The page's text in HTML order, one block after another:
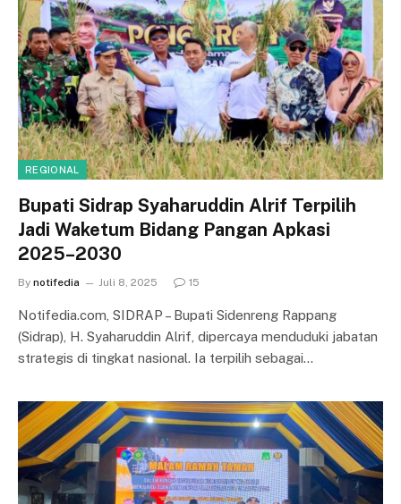
REGIONAL
Bupati Sidrap Syaharuddin Alrif Terpilih
Jadi Waketum Bidang Pangan Apkasi
2025–2030
By notifedia Juli 8, 2025 15
Notifedia.com, SIDRAP – Bupati Sidenreng Rappang
(Sidrap), H. Syaharuddin Alrif, dipercaya menduduki jabatan
strategis di tingkat nasional. Ia terpilih sebagai…